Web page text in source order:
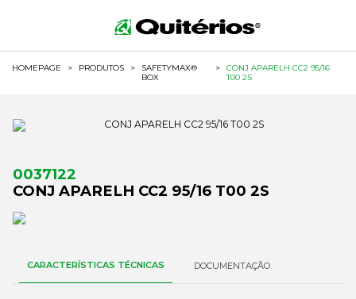
HOMEPAGE > PRODUTOS >
SAFETYMAX®
BOX
>
CONJ APARELH CC2 95/16
T00 2S
0037122
CONJ APARELH CC2 95/16 T00 2S
CARACTERÍSTICAS TÉCNICAS DOCUMENTAÇÃO